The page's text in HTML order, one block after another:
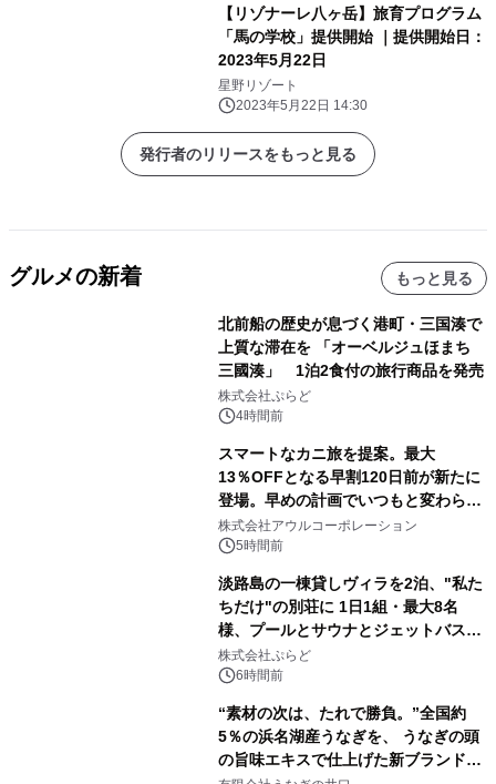
【リゾナーレ八ヶ岳】旅育プログラム
「馬の学校」提供開始 ｜提供開始日：
2023年5月22日
星野リゾート
2023年5月22日 14:30
発行者のリリースをもっと見る
グルメの新着 もっと見る
北前船の歴史が息づく港町・三国湊で
上質な滞在を 「オーベルジュほまち
三國湊」 1泊2食付の旅行商品を発売
株式会社ぷらど
4時間前
スマートなカニ旅を提案。最大
13％OFFとなる早割120日前が新たに
登場。早めの計画でいつもと変わらぬ
大人の冬旅を。ー夕日ヶ浦温泉「佳松
苑 別邸ふうか」ー
株式会社アウルコーポレーション
5時間前
淡路島の一棟貸しヴィラを2泊、"私た
ちだけ"の別荘に 1日1組・最大8名
様、プールとサウナとジェットバス付
きで Villa Mon Temps AWAJIの連泊
素泊りプラン
株式会社ぷらど
6時間前
“素材の次は、たれで勝負。”全国約
5％の浜名湖産うなぎを、 うなぎの頭
の旨味エキスで仕上げた新ブランド